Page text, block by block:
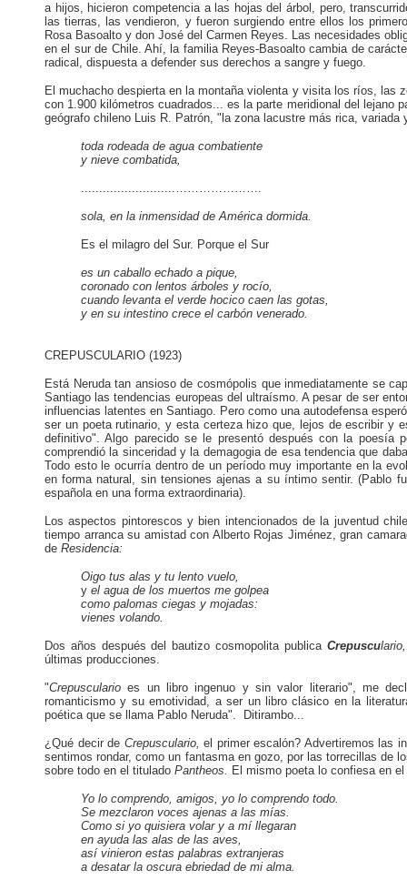
a hijos, hicieron competencia a las hojas del árbol, pero,
las tierras, las vendieron, y fueron surgiendo entre ellos los
Rosa Basoalto y don José del Carmen Reyes. Las necesidades
en el sur de Chile. Ahí, la familia Reyes-Basoalto cambia de
radical, dispuesta a defender sus derechos a sangre y fuego.
El muchacho despierta en la montaña violenta y visita los ríos, las
con 1.900 kilómetros cuadrados... es la parte meridional del lejano
geógrafo chileno Luis R. Patrón, "la zona lacustre más rica,
toda rodeada de agua combatiente
y nieve combatida,
..........................………………….
sola, en la inmensidad de América dormida.
Es el milagro del Sur. Porque el Sur
es un caballo echado a pique,
coronado con lentos árboles y rocío,
cuando levanta el verde hocico caen las gotas,
y en su intestino crece el carbón venerado.
CREPUSCULARIO (1923)
Está Neruda tan ansioso de cosmópolis que inmediatamente se
Santiago las tendencias europeas del ultraísmo. A pesar de ser
influencias latentes en Santiago. Pero como una autodefensa
ser un poeta rutinario, y esta certeza hizo que, lejos de escribir y
definitivo". Algo parecido se le presentó después con la poesía
comprendió la sinceridad y la demagogia de esa tendencia que
Todo esto le ocurría dentro de un período muy importante en la
en forma natural, sin tensiones ajenas a su íntimo sentir. (Pablo
española en una forma extraordinaria).
Los aspectos pintorescos y bien intencionados de la juventud
tiempo arranca su amistad con Alberto Rojas Jiménez, gran
de Residencia:
Oigo tus alas y tu lento vuelo,
y el agua de los muertos me golpea
como palomas ciegas y mojadas:
vienes volando.
Dos años después del bautizo cosmopolita publica Crepuscu
últimas producciones.
"Crepuscularioes un libro ingenuo y sin valor literario", me
romanticismo y su emotividad, a ser un libro clásico en la
poética que se llama Pablo Neruda". Ditirambo...
¿Qué decir de Crepusculario,el primer escalón? Advertiremos las
sentimos rondar, como un fantasma en gozo, por las torrecillas de
sobre todo en el titulado Pantheos. El mismo poeta lo confiesa en
Yo lo comprendo, amigos, yo lo comprendo todo.
Se mezclaron voces ajenas a las mías.
Como si yo quisiera volar y a mí llegaran
en ayuda las alas de las aves,
así vinieron estas palabras extranjeras
a desatar la oscura ebriedad de mi alma.